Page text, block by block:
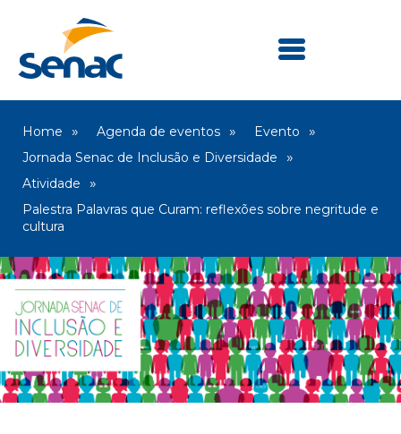
Home Agenda de eventos
Evento
Jornada Senac de Inclusão e Diversidade
Atividade
Palestra Palavras que Curam: reflexões sobre negritude e
cultura